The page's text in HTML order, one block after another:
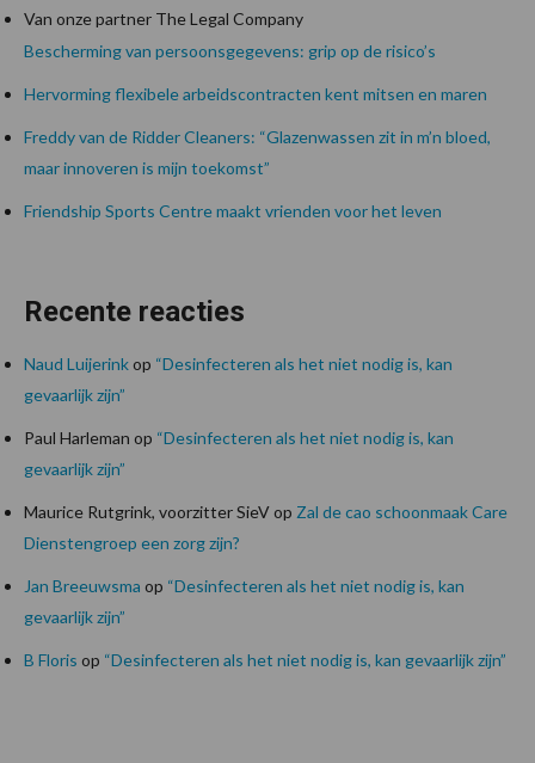
Van onze partner The Legal Company
Bescherming van persoonsgegevens: grip op de risico’s
Hervorming flexibele arbeidscontracten kent mitsen en maren
Freddy van de Ridder Cleaners: “Glazenwassen zit in m’n bloed,
maar innoveren is mijn toekomst”
Friendship Sports Centre maakt vrienden voor het leven
Recente reacties
Naud Luijerinkop “Desinfecteren als het niet nodig is, kan
gevaarlijk zijn”
Paul Harleman op “Desinfecteren als het niet nodig is, kan
gevaarlijk zijn”
Maurice Rutgrink, voorzitter SieVop Zal de cao schoonmaak Care
Dienstengroep een zorg zijn?
Jan Breeuwsma op “Desinfecteren als het niet nodig is, kan
gevaarlijk zijn”
B Floris op “Desinfecteren als het niet nodig is, kan gevaarlijk zijn”